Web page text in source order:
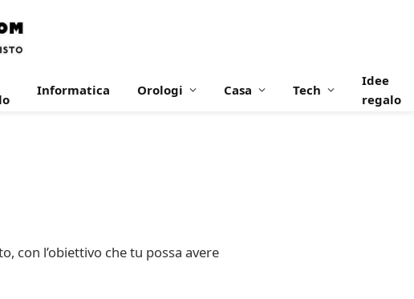
Informatica Orologi Casa Tech
Idee
regalo
con l’obiettivo che tu possa avere